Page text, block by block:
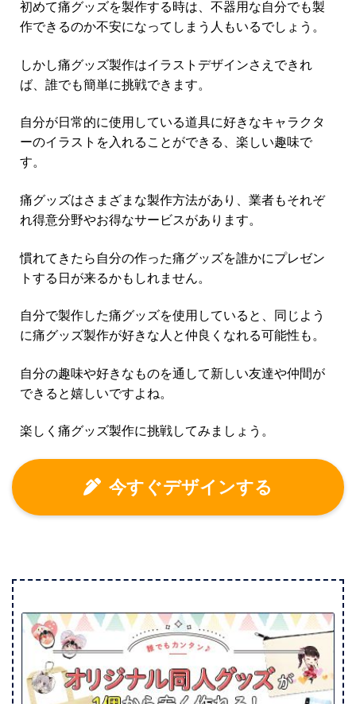
初めて痛グッズを製作する時は、不器用な自分でも製
作できるのか不安になってしまう人もいるでしょう。
しかし痛グッズ製作はイラストデザインさえできれ
ば、誰でも簡単に挑戦できます。
自分が日常的に使用している道具に好きなキャラクタ
ーのイラストを入れることができる、楽しい趣味で
す。
痛グッズはさまざまな製作方法があり、業者もそれぞ
れ得意分野やお得なサービスがあります。
慣れてきたら自分の作った痛グッズを誰かにプレゼン
トする日が来るかもしれません。
自分で製作した痛グッズを使用していると、同じよう
に痛グッズ製作が好きな人と仲良くなれる可能性も。
自分の趣味や好きなものを通して新しい友達や仲間が
できると嬉しいですよね。
楽しく痛グッズ製作に挑戦してみましょう。
今すぐデザインする